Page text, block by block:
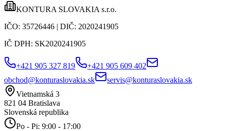
KONTURA SLOVAKIA s.r.o.
IČO: 35726446 | DIČ: 2020241905
IČ DPH: SK2020241905
+421 905 327 819
+421 905 609 402
obchod@konturaslovakia.sk
servis@konturaslovakia.sk
Vietnamská 3
821 04 Bratislava
Slovenská republika
Po - Pi: 9:00 - 17:00